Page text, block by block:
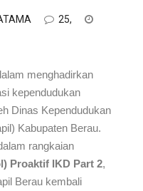
25,
menghadirkan
kependudukan
Dinas Kependudukan
Kabupaten Berau.
rangkaian
Proaktif IKD Part 2,
Berau kembali